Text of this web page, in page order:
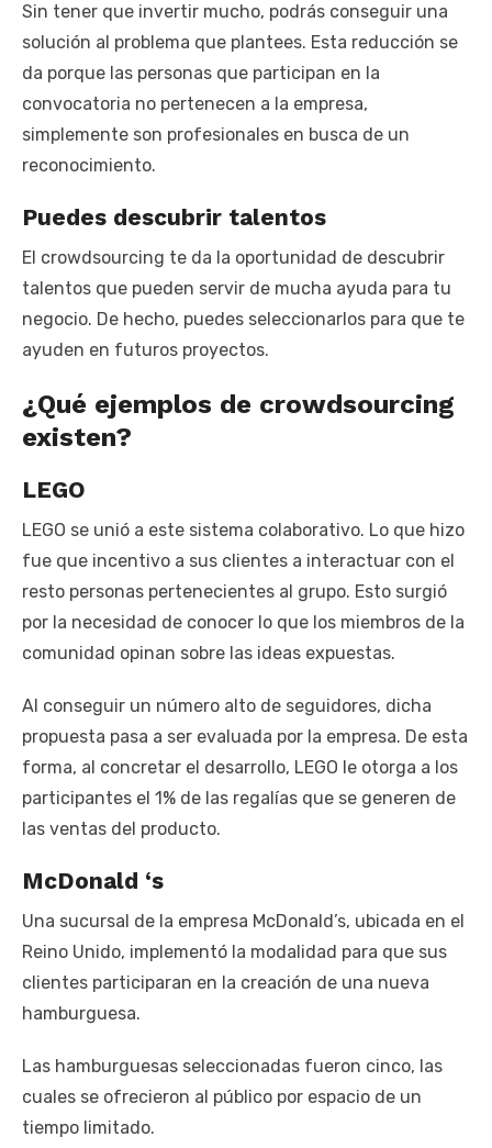
Sin tener que invertir mucho, podrás conseguir una
solución al problema que plantees. Esta reducción se
da porque las personas que participan en la
convocatoria no pertenecen a la empresa,
simplemente son profesionales en busca de un
reconocimiento.
Puedes descubrir talentos
El crowdsourcing te da la oportunidad de descubrir
talentos que pueden servir de mucha ayuda para tu
negocio. De hecho, puedes seleccionarlos para que te
ayuden en futuros proyectos.
¿Qué ejemplos de crowdsourcing
existen?
LEGO
LEGO se unió a este sistema colaborativo. Lo que hizo
fue que incentivo a sus clientes a interactuar con el
resto personas pertenecientes al grupo. Esto surgió
por la necesidad de conocer lo que los miembros de la
comunidad opinan sobre las ideas expuestas.
Al conseguir un número alto de seguidores, dicha
propuesta pasa a ser evaluada por la empresa. De esta
forma, al concretar el desarrollo, LEGO le otorga a los
participantes el 1% de las regalías que se generen de
las ventas del producto.
McDonald ‘s
Una sucursal de la empresa McDonald’s, ubicada en el
Reino Unido, implementó la modalidad para que sus
clientes participaran en la creación de una nueva
hamburguesa.
Las hamburguesas seleccionadas fueron cinco, las
cuales se ofrecieron al público por espacio de un
tiempo limitado.